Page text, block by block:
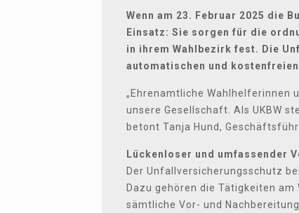
Wenn am 23. Februar 2025 die
Einsatz: Sie sorgen für die
in ihrem Wahlbezirk fest. Die
automatischen und
„Ehrenamtliche Wahlhelferinnen
unsere Gesellschaft. Als UKBW
betont Tanja Hund,
Lückenloser und umfassender
Der Unfallversicherungsschutz
Dazu gehören die Tätigkeiten
sämtliche Vor- und